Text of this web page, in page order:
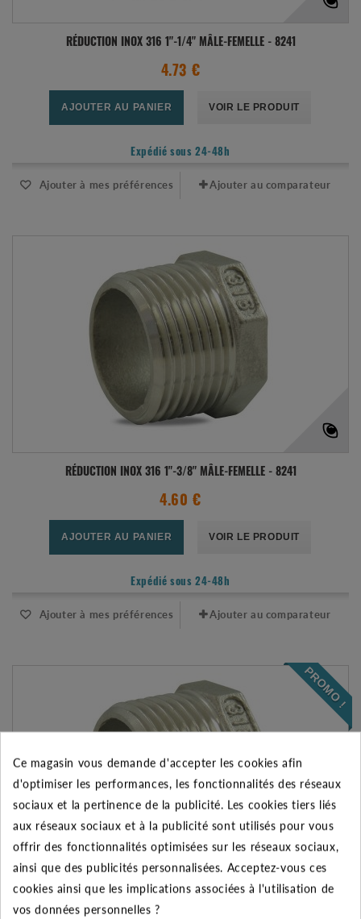
RÉDUCTION INOX 316 1"-1/4" MÂLE-FEMELLE - 8241
4.73 €
AJOUTER AU PANIER VOIR LE PRODUIT
Expédié sous 24-48h
Ajouter à mes préférences Ajouter au comparateur
RÉDUCTION INOX 316 1"-3/8" MÂLE-FEMELLE - 8241
4.60 €
AJOUTER AU PANIER VOIR LE PRODUIT
Expédié sous 24-48h
Ajouter à mes préférences Ajouter au comparateur
PROMO !
RÉDUCTION INOX 316 1"-1/2" MÂLE-FEMELLE - 8241
Ce magasin vous demande d'accepter les cookies afin
d'optimiser les performances, les fonctionnalités des réseaux
sociaux et la pertinence de la publicité. Les cookies tiers liés
aux réseaux sociaux et à la publicité sont utilisés pour vous
offrir des fonctionnalités optimisées sur les réseaux sociaux,
ainsi que des publicités personnalisées. Acceptez-vous ces
cookies ainsi que les implications associées à l'utilisation de
vos données personnelles ?